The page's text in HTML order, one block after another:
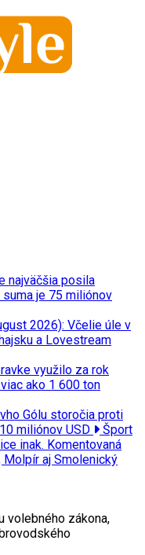
najväčšia posila
je 75 miliónov
2026): Včelie úle v
a Lovestream
využilo za rok
ako 1 600 ton
Gólu storočia proti
miliónov USD
Šport
inak. Komentovaná
aj Smolenický
volebného zákona,